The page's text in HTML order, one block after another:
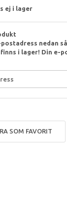
ej i lager
nedan
i lager! Din e-
SOM FAVORIT